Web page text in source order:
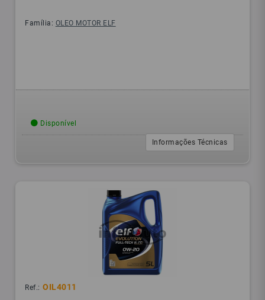
Família: OLEO MOTOR ELF
Disponível
Informações Técnicas
Ref.: OIL4011